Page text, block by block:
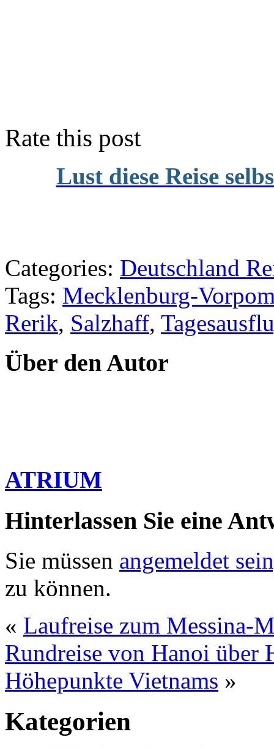
Rate this post
Lust diese Reise
Categories: Deutschland
Tags: Mecklenburg-
Rerik, Salzhaff,
Über den Autor
ATRIUM
Hinterlassen Sie eine
Sie müssen angemeldet
zu können.
« Laufreise zum Messina-
Rundreise von Hanoi über
Höhepunkte Vietnams »
Kategorien